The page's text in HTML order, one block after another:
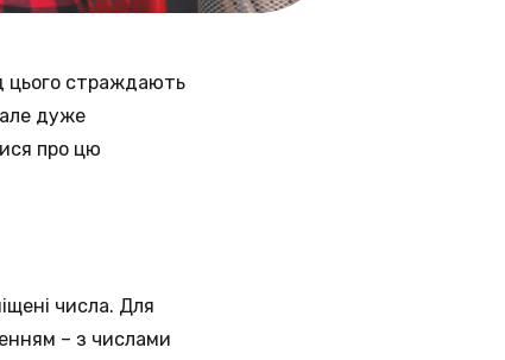
цього страждають
але дуже
про цю
числа. Для
– з числами